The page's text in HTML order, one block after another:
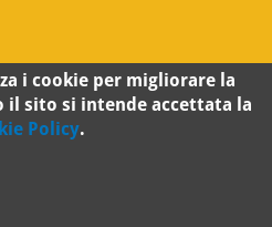
i cookie per migliorare la
il sito si intende accettata la
Policy.